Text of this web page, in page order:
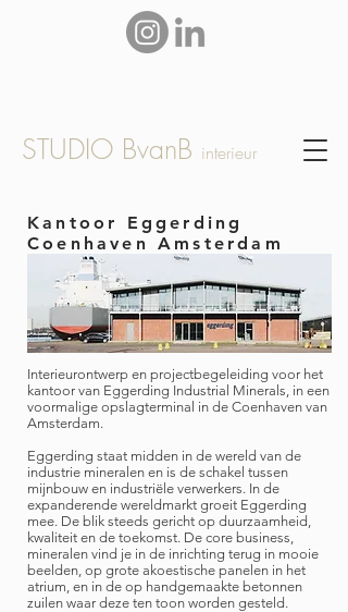
STUDIO BvanB interieur
Kantoor Eggerding
Coenhaven Amsterdam
Interieurontwerp en projectbegeleiding voor het
kantoor van Eggerding Industrial Minerals, in een
voormalige opslagterminal in de Coenhaven van
Amsterdam.
Eggerding staat midden in de wereld van de
industrie mineralen en is de schakel tussen
mijnbouw en industriële verwerkers. In de
expanderende wereldmarkt groeit Eggerding
mee. De blik steeds gericht op duurzaamheid,
kwaliteit en de toekomst. ​ De core business,
mineralen vind je in de inrichting terug in mooie
beelden, op grote akoestische panelen in het
atrium, en in de op handgemaakte betonnen
zuilen waar deze ten toon worden gesteld.